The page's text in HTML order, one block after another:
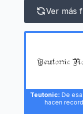
Ver más
Teutonic: De
hacen